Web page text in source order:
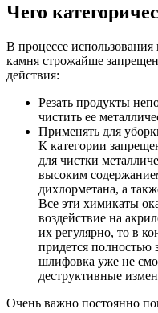
Чего
В процессе использования
камня строжайше
действия:
Резать продукты
чистить ее
Применять для
К категории
для чистки
высоким
дихлорметана, а
Все эти химикаты
воздействие на
их регулярно, то в
придется полностью
шлифовка уже не
деструктивные
Очень важно постоянно